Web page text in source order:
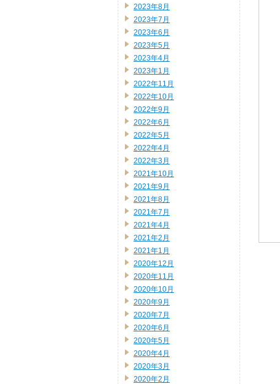
2023年8月
2023年7月
2023年6月
2023年5月
2023年4月
2023年1月
2022年11月
2022年10月
2022年9月
2022年6月
2022年5月
2022年4月
2022年3月
2021年10月
2021年9月
2021年8月
2021年7月
2021年4月
2021年2月
2021年1月
2020年12月
2020年11月
2020年10月
2020年9月
2020年7月
2020年6月
2020年5月
2020年4月
2020年3月
2020年2月